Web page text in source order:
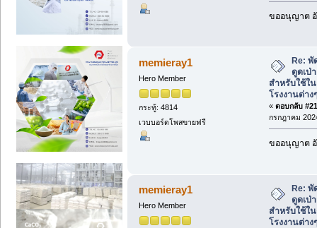
ขออนุญาต
memieray1
Hero Member
กระทู้: 4814
เวบบอร์ดโพสขายฟรี
Re:
ดูดเป่
สำหรับใช้ใ
โรงงานต่าง
« ตอบกลับ
กรกฎาคม
ขออนุญาต
memieray1
Hero Member
Re: พั
ดูดเป่
สำหรับใช้ใ
โรงงานต่าง